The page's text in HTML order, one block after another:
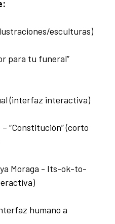
esculturas)
para tu funeral”
(interfaz interactiva)
“Constitución” (corto
Moraga - Its-ok-to-
humano a